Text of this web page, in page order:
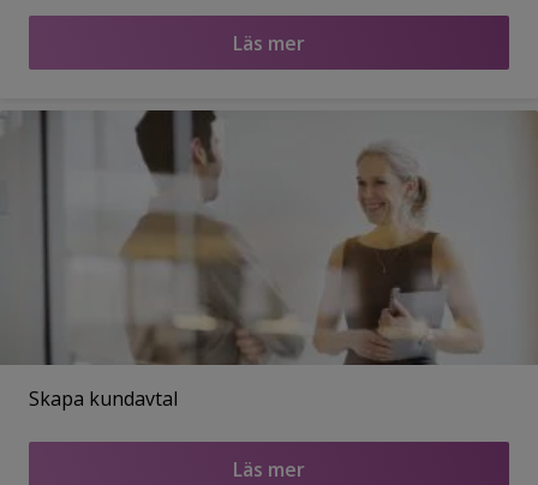
Läs mer
Skapa kundavtal
Läs mer